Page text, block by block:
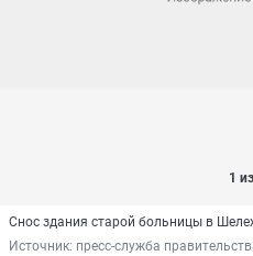
1
Снос здания старой больницы в
Источник: пресс-служба